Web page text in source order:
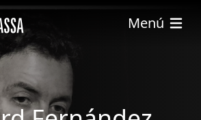
Menú